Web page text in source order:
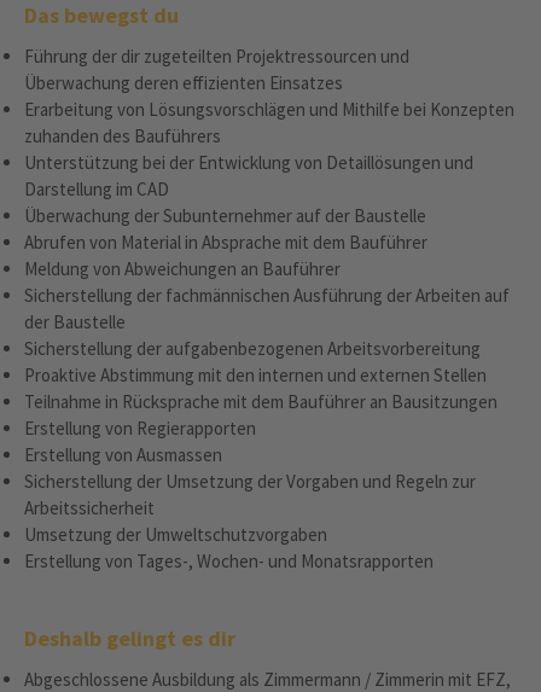
Das bewegst du
Führung der dir zugeteilten Projektressourcen und
Überwachung deren effizienten Einsatzes
Erarbeitung von Lösungsvorschlägen und Mithilfe bei Konzepten
zuhanden des Bauführers
Unterstützung bei der Entwicklung von Detaillösungen und
Darstellung im CAD
Überwachung der Subunternehmer auf der Baustelle
Abrufen von Material in Absprache mit dem Bauführer
Meldung von Abweichungen an Bauführer
Sicherstellung der fachmännischen Ausführung der Arbeiten auf
der Baustelle
Sicherstellung der aufgabenbezogenen Arbeitsvorbereitung
Proaktive Abstimmung mit den internen und externen Stellen
Teilnahme in Rücksprache mit dem Bauführer an Bausitzungen
Erstellung von Regierapporten
Erstellung von Ausmassen
Sicherstellung der Umsetzung der Vorgaben und Regeln zur
Arbeitssicherheit
Umsetzung der Umweltschutzvorgaben
Erstellung von Tages-, Wochen- und Monatsrapporten
Deshalb gelingt es dir
Abgeschlossene Ausbildung als Zimmermann / Zimmerin mit EFZ,